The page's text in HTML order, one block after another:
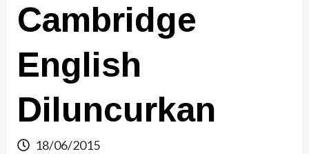
Cambridge
English
Diluncurkan
18/06/2015